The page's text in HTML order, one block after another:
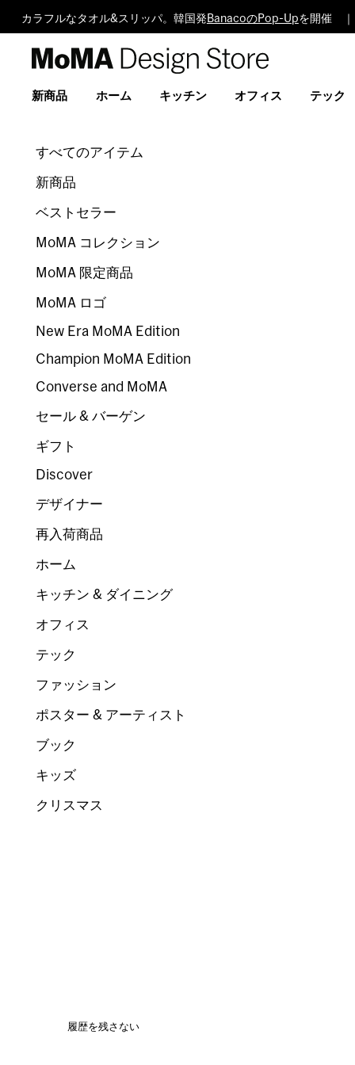
カラフルなタオル&スリッパ。韓国発 BanacoのPop-Upを開催
Design
新商品 ホーム キッチン オフィス テック
すべてのアイテム
新商品
ベストセラー
MoMA コレクション
MoMA 限定商品
MoMA ロゴ
New Era MoMA Edition
Champion MoMA Edition
Converse and MoMA
セール & バーゲン
ギフト
Discover
デザイナー
再入荷商品
ホーム
キッチン & ダイニング
オフィス
テック
ファッション
ポスター & アーティスト
ブック
キッズ
クリスマス
履歴を残さない